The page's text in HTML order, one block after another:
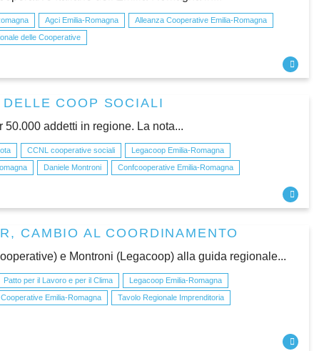
Agci Emilia-Romagna
Alleanza Cooperative Emilia-Romagna
delle Cooperative
COOP SOCIALI
addetti in regione. La nota...
CCNL cooperative sociali
Legacoop Emilia-Romagna
Daniele Montroni Confcooperative Emilia-Romagna
CAMBIO AL COORDINAMENTO
e Montroni (Legacoop) alla guida regionale...
Patto per il Lavoro e per il Clima
Legacoop Emilia-Romagna
Emilia-Romagna
Tavolo Regionale Imprenditoria